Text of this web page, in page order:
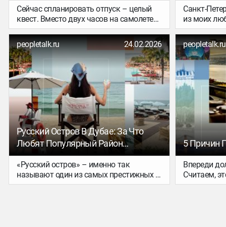
Сейчас спланировать отпуск – целый
квест. Вместо двух часов на самолете
до некоторых стран приходится
добираться больше суток с
несколькими пересадками. Однако это
не повод отказываться от изучения
достопримечательностей и солнечных
курортов.
Санкт-
из моих
души
слишком
смысле
сюда хотя
мое
особняке
peopletalk.ru 24.02.2026
Русский Остров В Дубае: За Что
Любят Популярный Район
Bluewaters И При Чем Тут Русские
«Русский остров» – именно так
называют один из самых престижных и
дорогостоящих районов Дубая
peopletalk.ru
5 Причин
Впереди
Считаем,
например,
бы чуть-